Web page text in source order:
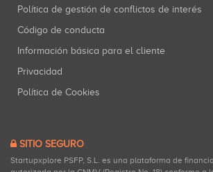
Política de gestión de conflictos de interés
Código de conducta
Información básica para el cliente
Privacidad
Política de Cookies
SITIO SEGURO
Startupxplore PSFP, S.L. es una plataforma de